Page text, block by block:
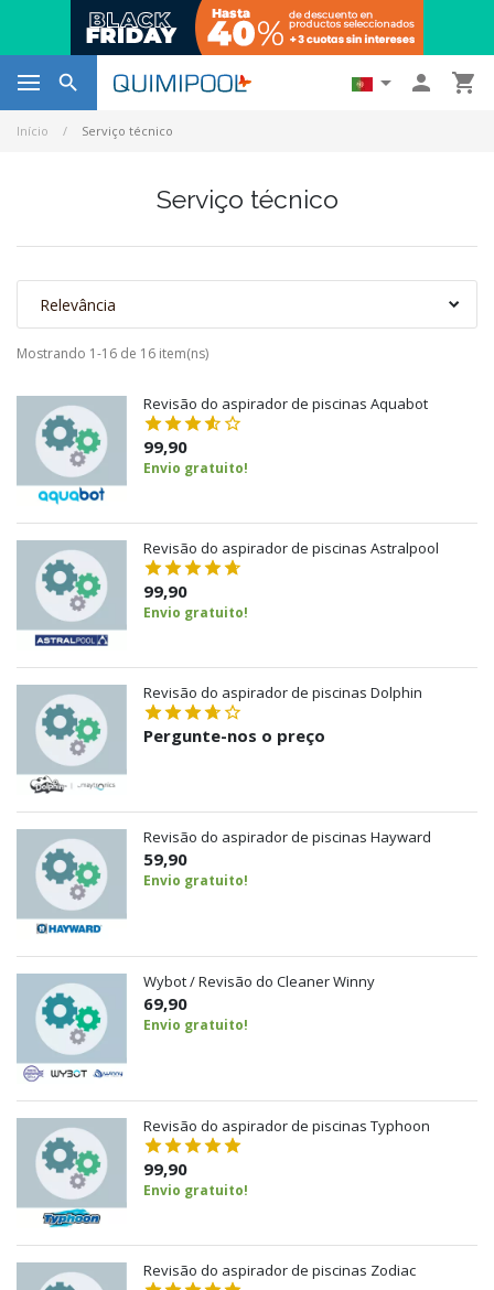
   
Início Serviço técnico
Serviço técnico
Relevância
Mostrando 1-16 de 16 item(ns)
Revisão do aspirador de piscinas Aquabot
99,90
Envio gratuito!
Revisão do aspirador de piscinas Astralpool
99,90
Envio gratuito!
Revisão do aspirador de piscinas Dolphin
Pergunte-nos o preço
Revisão do aspirador de piscinas Hayward
59,90
Envio gratuito!
Wybot / Revisão do Cleaner Winny
69,90
Envio gratuito!
Revisão do aspirador de piscinas Typhoon
99,90
Envio gratuito!
Revisão do aspirador de piscinas Zodiac